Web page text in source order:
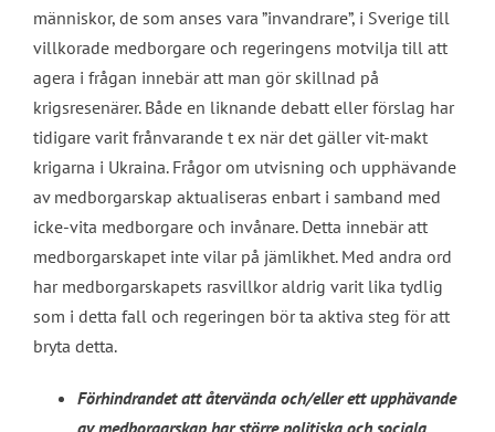
människor, de som anses vara ”invandrare”, i Sverige till
villkorade medborgare och regeringens motvilja till att
agera i frågan innebär att man gör skillnad på
krigsresenärer. Både en liknande debatt eller förslag har
tidigare varit frånvarande t ex när det gäller vit-makt
krigarna i Ukraina. Frågor om utvisning och upphävande
av medborgarskap aktualiseras enbart i samband med
icke-vita medborgare och invånare. Detta innebär att
medborgarskapet inte vilar på jämlikhet. Med andra ord
har medborgarskapets rasvillkor aldrig varit lika tydlig
som i detta fall och regeringen bör ta aktiva steg för att
bryta detta.
Förhindrandet att återvända och/eller ett upphävande
av medborgarskap har större politiska och sociala